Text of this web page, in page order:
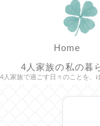
Home
4人家族の私の暮